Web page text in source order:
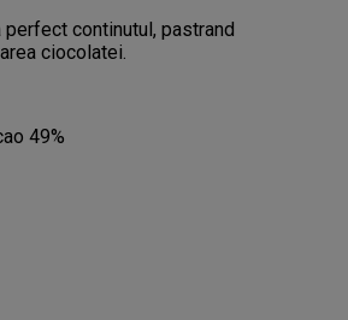
continutul, pastrand
ciocolatei.
49%